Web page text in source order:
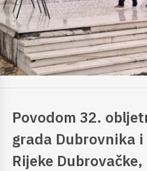
Povodom 32.
grada Dubrovnika
Rijeke